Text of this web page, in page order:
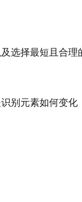
择最短且合理
元素如何变